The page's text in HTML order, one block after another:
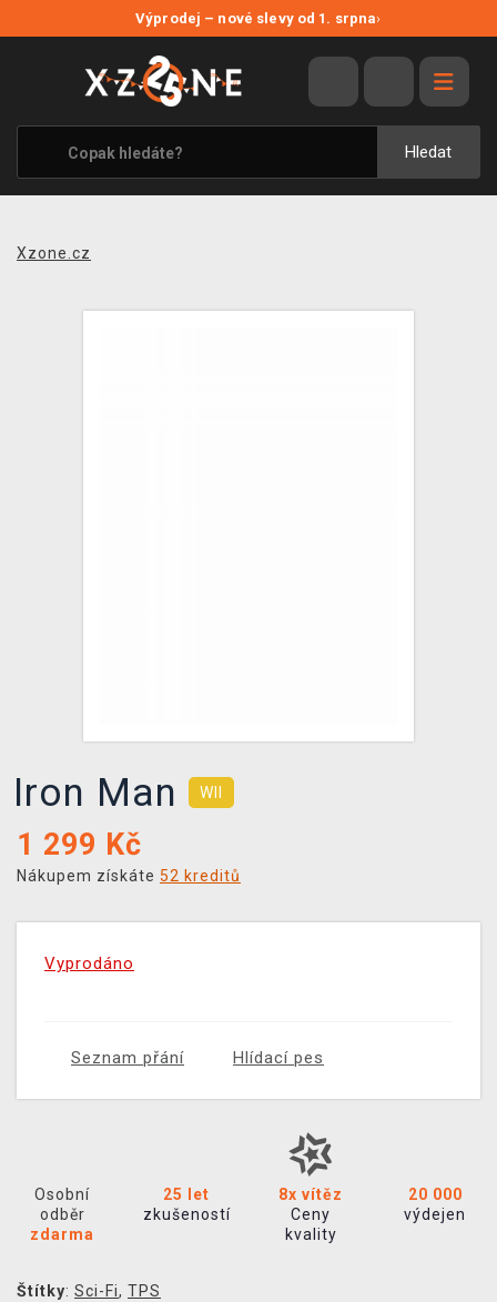
Výprodej – nové slevy od 1. srpna›
Hledat
VÝPRODEJ
VIDEOHRY
XZONE ORIGINALS
TÉMATIKY
Xzone.cz
Iron Man WII
1 299 Kč
Nákupem získáte 52 kreditů
Vyprodáno
Seznam přání Hlídací pes
Osobní
odběr
zdarma
25 let
zkušeností
8x vítěz
Ceny
kvality
20 000
výdejen
Štítky: Sci-Fi, TPS